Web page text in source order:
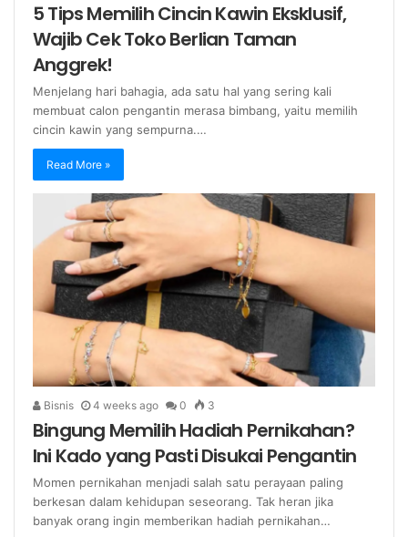
5 Tips Memilih Cincin Kawin Eksklusif,
Wajib Cek Toko Berlian Taman
Anggrek!
Menjelang hari bahagia, ada satu hal yang sering kali
membuat calon pengantin merasa bimbang, yaitu memilih
cincin kawin yang sempurna.…
Read More »
Bisnis 4 weeks ago 0 3
Bingung Memilih Hadiah Pernikahan?
Ini Kado yang Pasti Disukai Pengantin
Momen pernikahan menjadi salah satu perayaan paling
berkesan dalam kehidupan seseorang. Tak heran jika
banyak orang ingin memberikan hadiah pernikahan…